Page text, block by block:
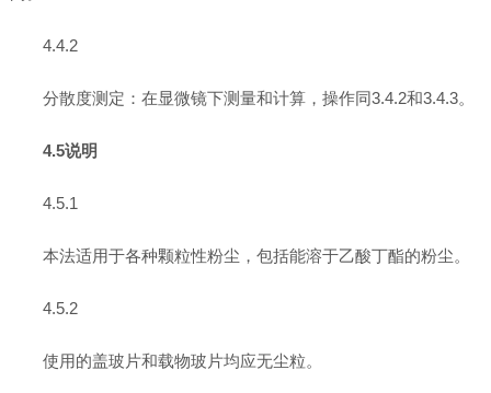
4.4.2
分散度测定：在显微镜下测量和计算，操作同3.4.2和3.4.3。
4.5说明
4.5.1
本法适用于各种颗粒性粉尘，包括能溶于乙酸丁酯的粉尘。
4.5.2
使用的盖玻片和载物玻片均应无尘粒。